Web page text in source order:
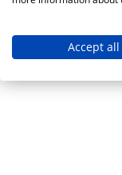
Accept all